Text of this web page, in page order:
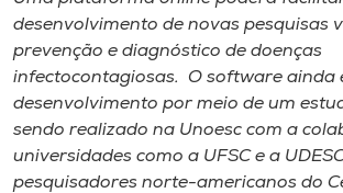
A
Internacionalização
I.nova
desenvolvimento de novas pesquisas
prevenção e diagnóstico de doenças
infectocontagiosas. O software ainda
desenvolvimento por meio de um
sendo realizado na Unoesc com a
universidades como a UFSC e a
pesquisadores norte-americanos do